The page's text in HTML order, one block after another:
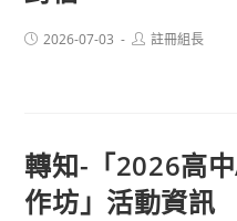
Post2026-07-03
Post註冊組長
轉知-「2026高
作坊」活動資訊